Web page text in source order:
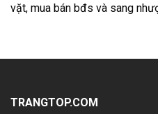
vặt, mua bán bđs và sang
TRANGTOP.COM